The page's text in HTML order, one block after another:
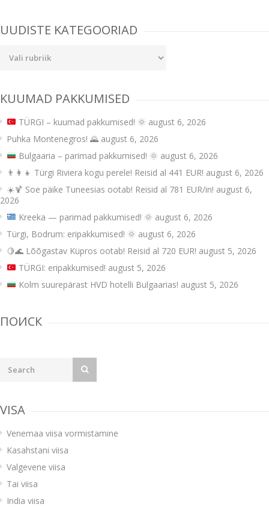
UUDISTE KATEGOORIAD
KUUMAD PAKKUMISED
TÜRGI – kuumad pakkumised! 🌞 august 6, 2026
Puhka Montenegros! 🌄 august 6, 2026
Bulgaaria – parimad pakkumised! 🌞 august 6, 2026
👨‍👩‍👧 Türgi Riviera kogu perele! Reisid al 441 EUR! august 6, 2026
☀️🍹 Soe päike Tuneesias ootab! Reisid al 781 EUR/in! august 6,
2026
Kreeka — parimad pakkumised! 🌞 august 6, 2026
Türgi, Bodrum: eripakkumised! 🌞 august 6, 2026
🍋🌊 Lõõgastav Küpros ootab! Reisid al 720 EUR! august 5, 2026
TÜRGI: eripakkumised! august 5, 2026
Kolm suurepärast HVD hotelli Bulgaarias! august 5, 2026
ПОИСК
VISA
Venemaa viisa vormistamine
Kasahstani viisa
Valgevene viisa
Tai viisa
India viisa